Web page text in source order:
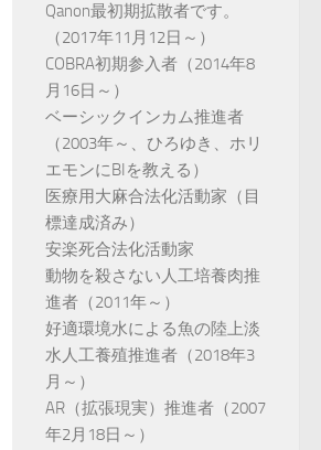
Qanon最初期拡散者です。
（2017年11月12日～）
COBRA初期参入者（2014年8
月16日～）
ベーシックインカム推進者
（2003年～、ひろゆき、ホリ
エモンにBIを教える）
医療用大麻合法化活動家（目
標達成済み）
安楽死合法化活動家
動物を殺さない人工培養肉推
進者（2011年～）
好適環境水による魚の陸上淡
水人工養殖推進者（2018年3
月～）
AR（拡張現実）推進者（2007
年2月18日～）